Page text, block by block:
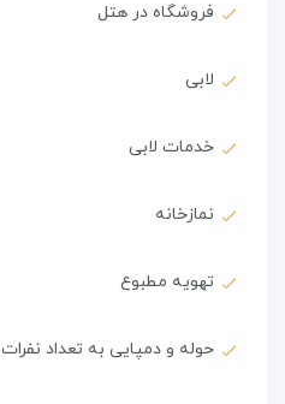
فروشگاه در هتل
لابی
خدمات لابی
نمازخانه
تهویه مطبوع
حوله و دمپایی به تعداد نفرات